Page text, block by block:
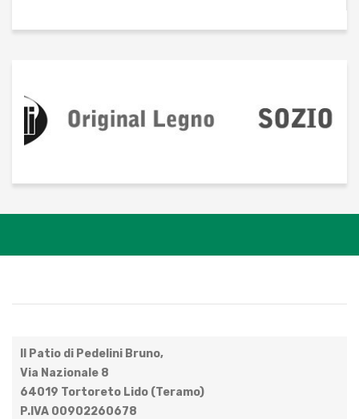
Il Patio di Pedelini Bruno,
Via Nazionale 8
64019 Tortoreto Lido (Teramo)
P.IVA 00902260678